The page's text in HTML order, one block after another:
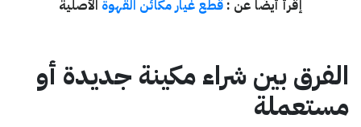
إقرأ أيضًا عن : قطع غيار مكائن القهوة الأصلية
الفرق بين شراء مكينة جديدة أو
مستعملة